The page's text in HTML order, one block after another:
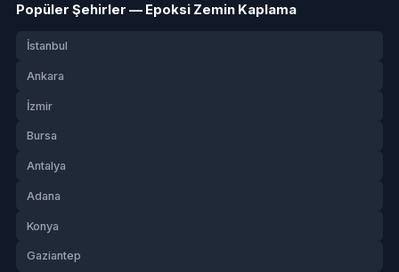
Popüler Şehirler — Epoksi Zemin Kaplama
İstanbul
Ankara
İzmir
Bursa
Antalya
Adana
Konya
Gaziantep